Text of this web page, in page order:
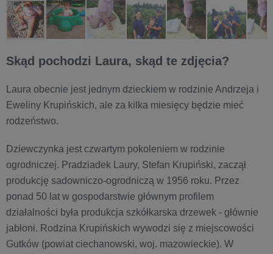
Skąd pochodzi Laura, skąd te zdjęcia?
Laura obecnie jest jednym dzieckiem w rodzinie Andrzeja i
Eweliny Krupińskich, ale za kilka miesięcy będzie mieć
rodzeństwo.
Dziewczynka jest czwartym pokoleniem w rodzinie
ogrodniczej. Pradziadek Laury, Stefan Krupiński, zaczął
produkcję sadowniczo-ogrodniczą w 1956 roku. Przez
ponad 50 lat w gospodarstwie głównym profilem
działalności była produkcja szkółkarska drzewek - głównie
jabłoni. Rodzina Krupińskich wywodzi się z miejscowości
Gutków (powiat ciechanowski, woj. mazowieckie). W